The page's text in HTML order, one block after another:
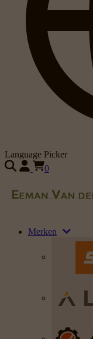
Language Picker
0
Merken